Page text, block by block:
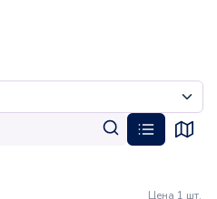
Цена 1 шт.